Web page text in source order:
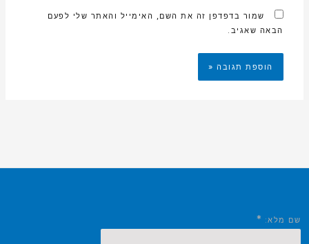
שמור בדפדפן זה את השם, האימייל והאתר שלי לפעם
הבאה שאגיב.
שם מלא: *